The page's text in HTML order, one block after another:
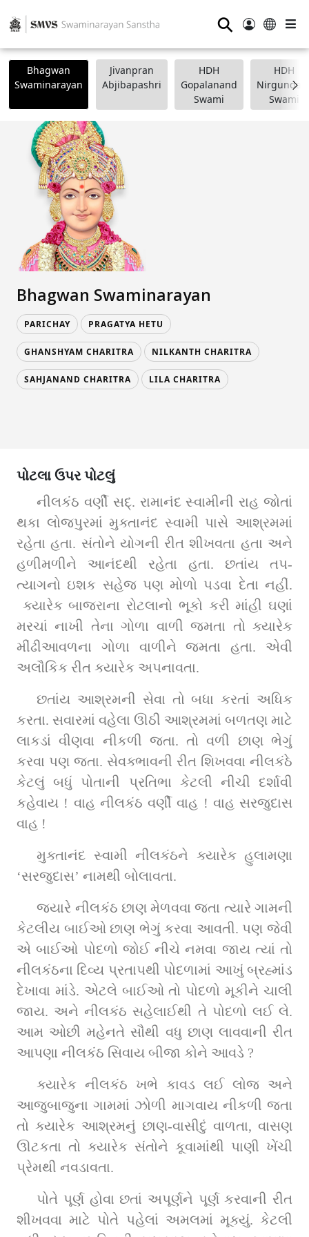
⚲
Bhagwan
Swaminarayan
Jivanpran
Abjibapashri
HDH
Gopalanand
Swami
HDH
Swami
Bhagwan Swaminarayan
PARICHAY PRAGATYA HETU
GHANSHYAM CHARITRA NILKANTH CHARITRA
SAHJANAND CHARITRA LILA CHARITRA
પોટલા ઉપર પોટલું
નીલકંઠ વર્ણી સદ્. રામાનંદ સ્વામીની રાહ જોતાં
થકા લોજપુરમાં મુક્તાનંદ સ્વામી પાસે આશ્રમમાં
રહેતા હતા. સંતોને યોગની રીત શીખવતા હતા અને
હળીમળીને આનંદથી રહેતા હતા. છતાંય તપ-
ત્યાગનો ઇશક સહેજ પણ મોળો પડવા દેતા નહીં.
ક્યારેક બાજરાના રોટલાનો ભૂકો કરી માંહી ઘણાં
મરચાં નાખી તેના ગોળા વાળી જમતા તો ક્યારેક
મીંઢીઆવળના ગોળા વાળીને જમતા હતા. એવી
અલૌકિક રીત ક્યારેક અપનાવતા.
છતાંય આશ્રમની સેવા તો બધા કરતાં અધિક
કરતા. સવારમાં વહેલા ઊઠી આશ્રમમાં બળતણ માટે
લાકડાં વીણવા નીકળી જતા. તો વળી છાણ ભેગું
કરવા પણ જતા. સેવક્ભાવની રીત શિખવવા નીલકંઠે
કેટલું બધું પોતાની પ્રતિભા કેટલી નીચી દર્શાવી
કહેવાય ! વાહ નીલકંઠ વર્ણી વાહ ! વાહ સરજુદાસ
વાહ !
મુક્તાનંદ સ્વામી નીલકંઠને ક્યારેક હુલામણા
‘સરજુદાસ’ નામથી બોલાવતા.
જ્યારે નીલકંઠ છાણ મેળવવા જતા ત્યારે ગામની
કેટલીય બાઈઓ છાણ ભેગું કરવા આવતી. પણ જેવી
એ બાઈઓ પોદળો જોઈ નીચે નમવા જાય ત્યાં તો
નીલકંઠના દિવ્ય પ્રતાપથી પોદળામાં આખું બ્રહ્માંડ
દેખાવા માંડે. એટલે બાઈઓ તો પોદળો મૂકીને ચાલી
જાય. અને નીલકંઠ સહેલાઈથી તે પોદળો લઈ લે.
આમ ઓછી મહેનતે સૌથી વધુ છાણ લાવવાની રીત
આપણા નીલકંઠ સિવાય બીજા કોને આવડે ?
ક્યારેક નીલકંઠ ખભે કાવડ લઈ લોજ અને
આજુબાજુના ગામમાં ઝોળી માગવાય નીકળી જતા
તો ક્યારેક આશ્રમનું છાણ-વાસીદું વાળતા, વાસણ
ઊટકતા તો ક્યારેક સંતોને કૂવામાંથી પાણી ખેંચી
પ્રેમથી નવડાવતા.
પોતે પૂર્ણ હોવા છતાં અપૂર્ણને પૂર્ણ કરવાની રીત
શીખવવા માટે પોતે પહેલાં અમલમાં મૂક્યું. કેટલી